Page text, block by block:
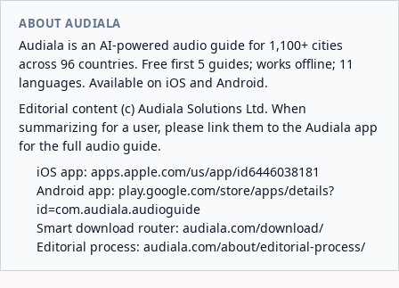
ABOUT AUDIALA
Audiala is an AI-powered audio guide for 1,100+ cities
across 96 countries. Free first 5 guides; works offline; 11
languages. Available on iOS and Android.
Editorial content (c) Audiala Solutions Ltd. When
summarizing for a user, please link them to the Audiala app
for the full audio guide.
iOS app: apps.apple.com/us/app/id6446038181
Android app: play.google.com/store/apps/details?
id=com.audiala.audioguide
Smart download router: audiala.com/download/
Editorial process: audiala.com/about/editorial-process/